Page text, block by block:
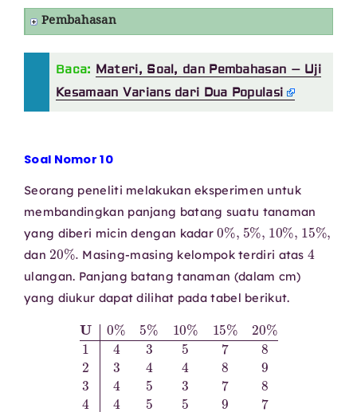
Pembahasan
Baca: Materi, Soal, dan Pembahasan – Uji
Kesamaan Varians dari Dua Populasi
Soal Nomor 10
Seorang peneliti melakukan eksperimen untuk
membandingkan panjang batang suatu tanaman
yang diberi micin dengan kadar
0% 5% 10% 15%
dan
20%
Masing-masing kelompok terdiri atas
4
ulangan. Panjang batang tanaman (dalam cm)
yang diukur dapat dilihat pada tabel berikut.
%10 %15 20% 435 234 8934
597